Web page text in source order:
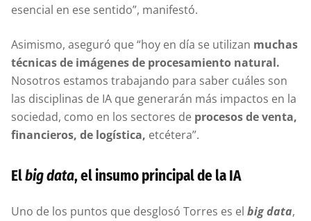
esencial en ese sentido”, manifestó.
Asimismo, aseguró que “hoy en día se utilizan muchas
técnicas de imágenes de procesamiento natural.
Nosotros estamos trabajando para saber cuáles son
las disciplinas de IA que generarán más impactos en la
sociedad, como en los sectores de procesos de venta,
financieros, de logística, etcétera”.
Elbig data, el insumo principal de la IA
Uno de los puntos que desglosó Torres es el big data,